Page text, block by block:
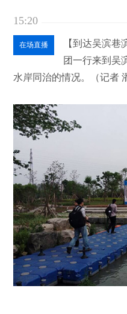
15:20
在场直播
【到达吴滨
团一行来到吴
水岸同治的情况。（记者